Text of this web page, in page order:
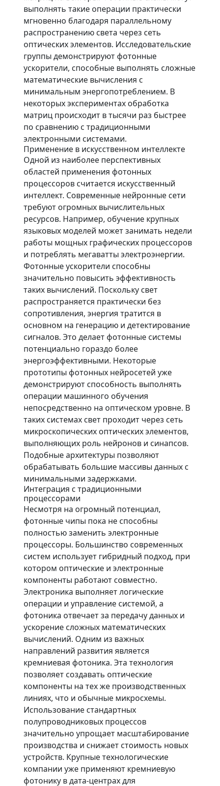
выполнять такие операции практически
мгновенно благодаря параллельному
распространению света через сеть
оптических элементов. Исследовательские
группы демонстрируют фотонные
ускорители, способные выполнять сложные
математические вычисления с
минимальным энергопотреблением. В
некоторых экспериментах обработка
матриц происходит в тысячи раз быстрее
по сравнению с традиционными
электронными системами.
Применение в искусственном интеллекте
Одной из наиболее перспективных
областей применения фотонных
процессоров считается искусственный
интеллект. Современные нейронные сети
требуют огромных вычислительных
ресурсов. Например, обучение крупных
языковых моделей может занимать недели
работы мощных графических процессоров
и потреблять мегаватты электроэнергии.
Фотонные ускорители способны
значительно повысить эффективность
таких вычислений. Поскольку свет
распространяется практически без
сопротивления, энергия тратится в
основном на генерацию и детектирование
сигналов. Это делает фотонные системы
потенциально гораздо более
энергоэффективными. Некоторые
прототипы фотонных нейросетей уже
демонстрируют способность выполнять
операции машинного обучения
непосредственно на оптическом уровне. В
таких системах свет проходит через сеть
микроскопических оптических элементов,
выполняющих роль нейронов и синапсов.
Подобные архитектуры позволяют
обрабатывать большие массивы данных с
минимальными задержками.
Интеграция с традиционными
процессорами
Несмотря на огромный потенциал,
фотонные чипы пока не способны
полностью заменить электронные
процессоры. Большинство современных
систем использует гибридный подход, при
котором оптические и электронные
компоненты работают совместно.
Электроника выполняет логические
операции и управление системой, а
фотоника отвечает за передачу данных и
ускорение сложных математических
вычислений. Одним из важных
направлений развития является
кремниевая фотоника. Эта технология
позволяет создавать оптические
компоненты на тех же производственных
линиях, что и обычные микросхемы.
Использование стандартных
полупроводниковых процессов
значительно упрощает масштабирование
производства и снижает стоимость новых
устройств. Крупные технологические
компании уже применяют кремниевую
фотонику в дата-центрах для